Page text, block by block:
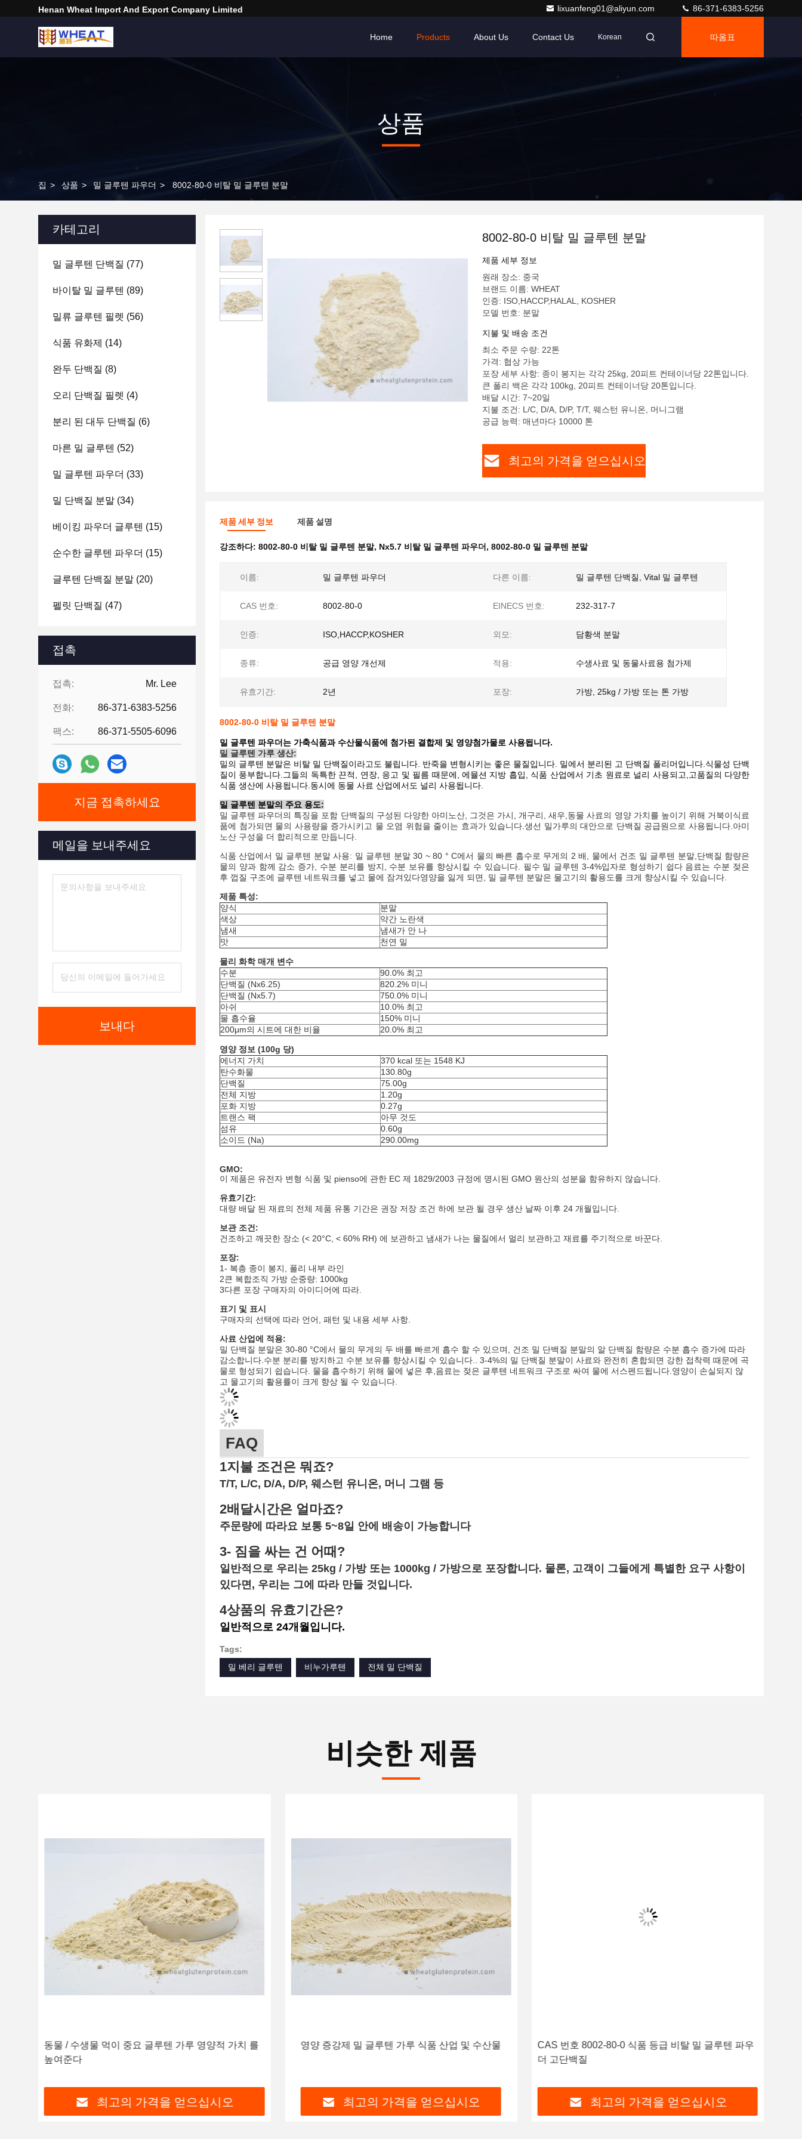
Henan Wheat Import And Export Company Limited lixuanfeng01@aliyun.com 86-371-6383-5256
Home Products About Us Contact Us Korean 따옴표
상품
집 > 상품 > 밀 글루텐 파우더 > 8002-80-0 비탈 밀 글루텐 분말
카테고리
밀 글루텐 단백질 (77)
바이탈 밀 글루텐 (89)
밀류 글루텐 필렛 (56)
식품 유화제 (14)
완두 단백질 (8)
오리 단백질 필렛 (4)
분리 된 대두 단백질 (6)
마른 밀 글루텐 (52)
밀 글루텐 파우더 (33)
밀 단백질 분말 (34)
베이킹 파우더 글루텐 (15)
순수한 글루텐 파우더 (15)
글루텐 단백질 분말 (20)
펠릿 단백질 (47)
접촉
접촉: Mr. Lee
전화: 86-371-6383-5256
팩스: 86-371-5505-6096
지금 접촉하세요
메일을 보내주세요
보내다
8002-80-0 비탈 밀 글루텐 분말
제품 세부 정보
원래 장소: 중국
브랜드 이름: WHEAT
인증: ISO,HACCP,HALAL, KOSHER
모델 번호: 분말
지불 및 배송 조건
최소 주문 수량: 22톤
가격: 협상 가능
포장 세부 사항: 종이 봉지는 각각 25kg, 20피트 컨테이너당 22톤입니다.
큰 폴리 백은 각각 100kg, 20피트 컨테이너당 20톤입니다.
배달 시간: 7~20일
지불 조건: L/C, D/A, D/P, T/T, 웨스턴 유니온, 머니그램
공급 능력: 매년마다 10000 톤
최고의 가격을 얻으십시오
제품 세부 정보 제품 설명
강조하다: 8002-80-0 비탈 밀 글루텐 분말, Nx5.7 비탈 밀 글루텐 파우더 , 8002-80-0 밀 글루텐 분말
이름: 밀 글루텐 파우더 다른 이름: 밀 글루텐 단백질, Vital 밀 글루텐
CAS 번호: 8002-80-0 EINECS 번호: 232-317-7
인증: ISO,HACCP,KOSHER 외모: 담황색 분말
종류: 공급 영양 개선제 적용: 수생사료 및 동물사료용 첨가제
유효기간: 2년 포장: 가방, 25kg / 가방 또는 톤 가방
8002-80-0 비탈 밀 글루텐 분말
밀 글루텐 파우더는 가축식품과 수산물식품에 첨가된 결합제 및 영양첨가물로 사용됩니다.
밀 글루텐 가루 생산:
밀의 글루텐 분말은 비탈 밀 단백질이라고도 불립니다. 반죽을 변형시키는 좋은 물질입니다. 밀에서 분리된 고 단백질 폴리머입니다.식물성 단백
질이 풍부합니다.그들의 독특한 끈적, 연장, 응고 및 필름 때문에, 에뮬션 지방 흡입, 식품 산업에서 기초 원료로 널리 사용되고,고품질의 다양한
식품 생산에 사용됩니다.동시에 동물 사료 산업에서도 널리 사용됩니다.
밀 글루텐 분말의 주요 용도:
밀 글루텐 파우더의 특징을 포함 단백질의 구성된 다양한 아미노산, 그것은 가시, 개구리, 새우,동물 사료의 영양 가치를 높이기 위해 거북이식료
품에 첨가되면 물의 사용량을 증가시키고 물 오염 위험을 줄이는 효과가 있습니다.생선 밀가루의 대안으로 단백질 공급원으로 사용됩니다.아미
노산 구성을 더 합리적으로 만듭니다.
식품 산업에서 밀 글루텐 분말 사용: 밀 글루텐 분말 30 ~ 80 ° C에서 물의 빠른 흡수로 무게의 2 배, 물에서 건조 밀 글루텐 분말,단백질 함량은
물의 양과 함께 감소 증가, 수분 분리를 방지, 수분 보유를 향상시킬 수 있습니다. 필수 밀 글루텐 3-4%입자로 형성하기 쉽다 음료는 수분 젖은
후 껍질 구조에 글루텐 네트워크를 넣고 물에 잠겨있다영양을 잃게 되면, 밀 글루텐 분말은 물고기의 활용도를 크게 향상시킬 수 있습니다.
제품 특성:
양식
분말
색상
약간 노란색
냄새
냄새가 안 나
맛
천연 밀
물리 화학 매개 변수
수분
90.0% 최고
단백질 (Nx6.25)
820.2% 미니
단백질 (Nx5.7)
750.0% 미니
아쉬
10.0% 최고
물 흡수율
150% 미니
200μm의 시트에 대한 비율
20.0% 최고
영양 정보 (100g 당)
에너지 가치
370 kcal 또는 1548 KJ
탄수화물
130.80g
단백질
75.00g
전체 지방
1.20g
포화 지방
0.27g
트랜스 팩
아무 것도
섬유
0.60g
소이드 (Na)
290.00mg
GMO:
이 제품은 유전자 변형 식품 및 pienso에 관한 EC 제 1829/2003 규정에 명시된 GMO 원산의 성분을 함유하지 않습니다.
유효기간:
대량 배달 된 재료의 전체 제품 유통 기간은 권장 저장 조건 하에 보관 될 경우 생산 날짜 이후 24 개월입니다.
보관 조건:
건조하고 깨끗한 장소 (< 20°C, < 60% RH) 에 보관하고 냄새가 나는 물질에서 멀리 보관하고 재료를 주기적으로 바꾼다.
포장:
1- 복층 종이 봉지, 폴리 내부 라인
2큰 복합조직 가방 순중량: 1000kg
3다른 포장 구매자의 아이디어에 따라.
표기 및 표시
구매자의 선택에 따라 언어, 패턴 및 내용 세부 사항.
사료 산업에 적용:
밀 단백질 분말은 30-80 °C에서 물의 무게의 두 배를 빠르게 흡수 할 수 있으며, 건조 밀 단백질 분말의 알 단백질 함량은 수분 흡수 증가에 따라
감소합니다.수분 분리를 방지하고 수분 보유를 향상시킬 수 있습니다.. 3-4%의 밀 단백질 분말이 사료와 완전히 혼합되면 강한 접착력 때문에 곡
물로 형성되기 쉽습니다. 물을 흡수하기 위해 물에 넣은 후,음료는 젖은 글루텐 네트워크 구조로 싸여 물에 서스펜드됩니다.영양이 손실되지 않
고 물고기의 활용률이 크게 향상 될 수 있습니다.
FAQ
1지불 조건은 뭐죠?
T/T, L/C, D/A, D/P, 웨스턴 유니온, 머니 그램 등
2배달시간은 얼마죠?
주문량에 따라요 보통 5~8일 안에 배송이 가능합니다
3- 짐을 싸는 건 어때?
일반적으로 우리는 25kg / 가방 또는 1000kg / 가방으로 포장합니다. 물론, 고객이 그들에게 특별한 요구 사항이
있다면, 우리는 그에 따라 만들 것입니다.
4상품의 유효기간은?
일반적으로 24개월입니다.
Tags:
밀 베리 글루텐
비누가루텐 전체 밀 단백질
비슷한 제품
동물 / 수생물 먹이 중요 글루텐 가루 영양적 가치 를
높여준다
최고의 가격을 얻으십시오
영양 증강제 밀 글루텐 가루 식품 산업 및 수산물
최고의 가격을 얻으십시오
CAS 번호 8002-80-0 식품 등급 비탈 밀 글루텐 파우
더 고단백질
최고의 가격을 얻으십시오